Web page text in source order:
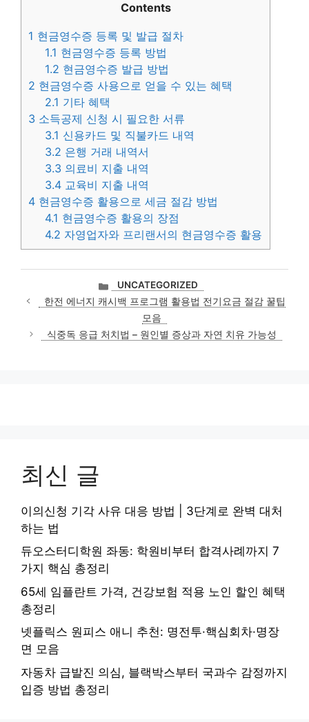
Contents
1 현금영수증 등록 및 발급 절차
1.1 현금영수증 등록 방법
1.2 현금영수증 발급 방법
2 현금영수증 사용으로 얻을 수 있는 혜택
2.1 기타 혜택
3 소득공제 신청 시 필요한 서류
3.1 신용카드 및 직불카드 내역
3.2 은행 거래 내역서
3.3 의료비 지출 내역
3.4 교육비 지출 내역
4 현금영수증 활용으로 세금 절감 방법
4.1 현금영수증 활용의 장점
4.2 자영업자와 프리랜서의 현금영수증 활용
카
테
고
UNCATEGORIZED
한전 에너지 캐시백 프로그램 활용법 전기요금 절감 꿀팁
모음
식중독 응급 처치법 – 원인별 증상과 자연 치유 가능성
최신 글
이의신청 기각 사유 대응 방법 | 3단계로 완벽 대처
하는 법
듀오스터디학원 좌동: 학원비부터 합격사례까지 7
가지 핵심 총정리
65세 임플란트 가격, 건강보험 적용 노인 할인 혜택
총정리
넷플릭스 원피스 애니 추천: 명전투·핵심회차·명장
면 모음
자동차 급발진 의심, 블랙박스부터 국과수 감정까지
입증 방법 총정리